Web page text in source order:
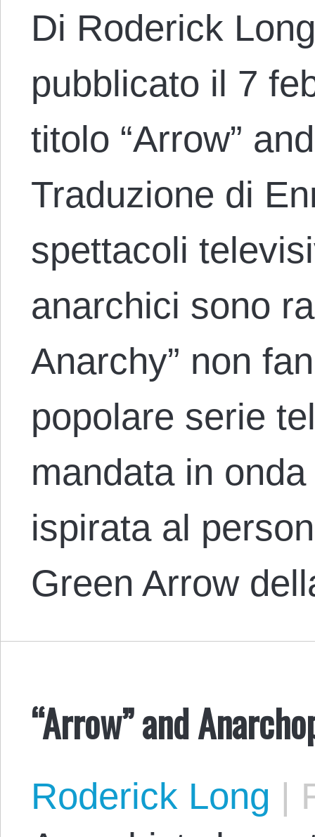
Di Roderick
pubblicato il 7
titolo “Arrow”
Traduzione di
spettacoli
anarchici sono
Anarchy” non
popolare serie
mandata in
ispirata al
Green Arrow
“Arrow” and
Roderick Long |